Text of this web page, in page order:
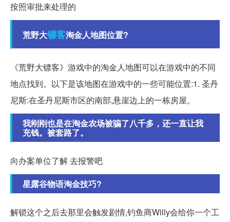
按照审批来处理的
荒野大镖客淘金人地图位置?
《荒野大镖客》游戏中的淘金人地图可以在游戏中的不同
地点找到。以下是该地图在游戏中的一些可能位置:1. 圣丹
尼斯:在圣丹尼斯市区的南部,悬崖边上的一栋房屋。
我刚刚也是在淘金农场被骗了八千多，还一直让我
充钱。被套路了。
向办案单位了解 去报警吧
星露谷物语淘金技巧?
解锁这个之后去那里会触发剧情,钓鱼商Willy会给你一个工